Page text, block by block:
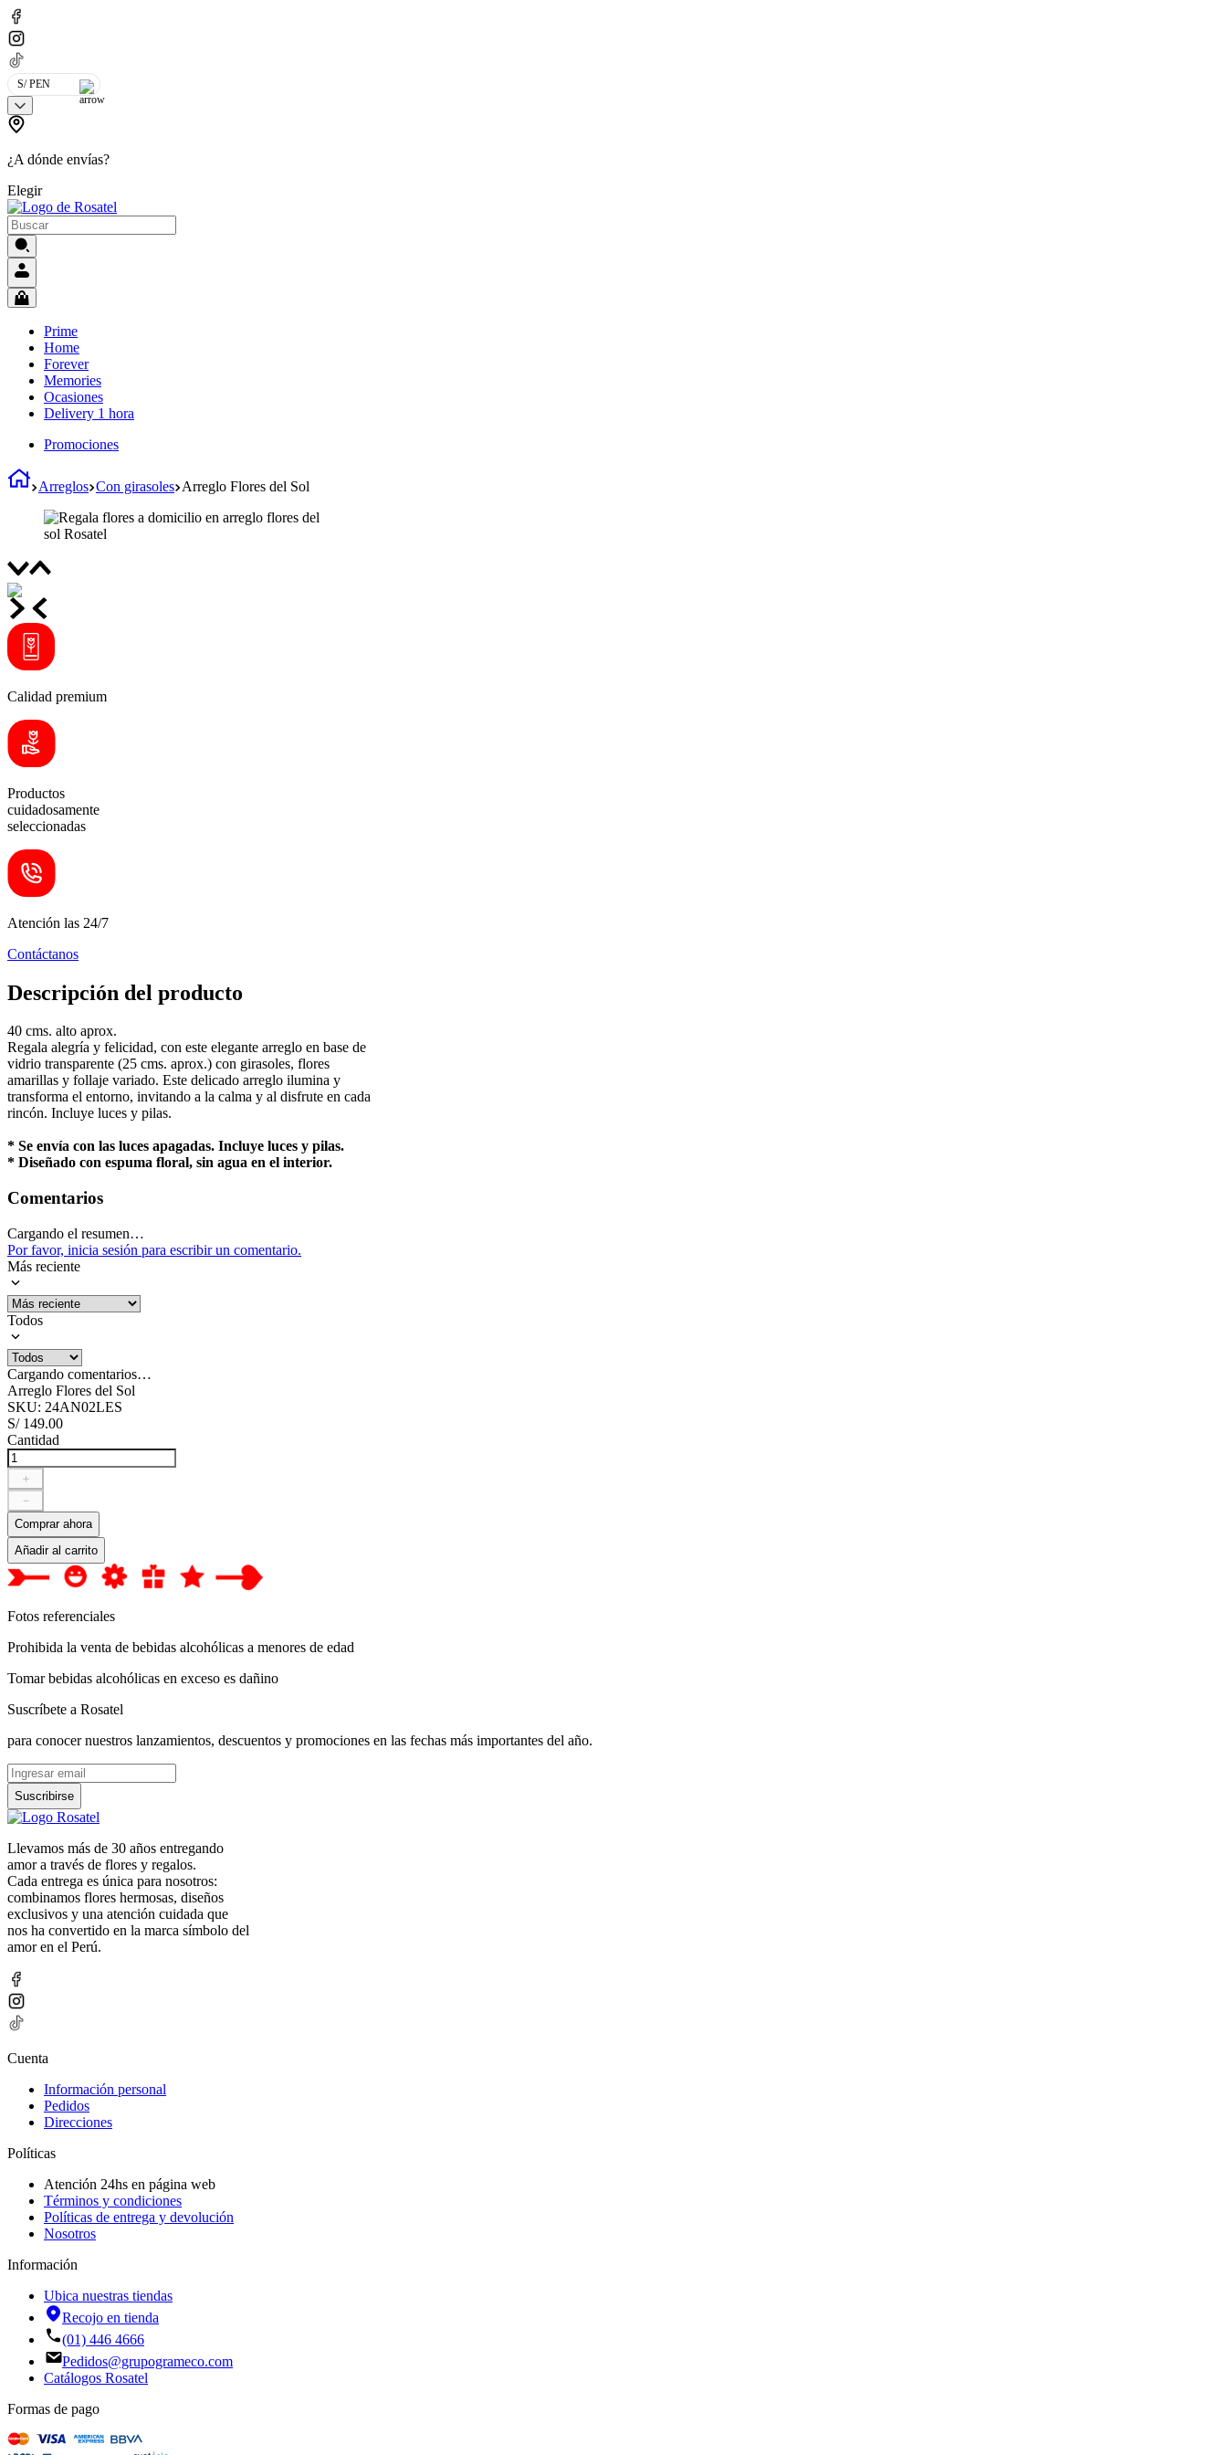
S/ PEN
¿A dónde envías?
Elegir
Prime
Home
Forever
Memories
Ocasiones
Delivery 1 hora
Promociones
Arreglos Con girasoles Arreglo Flores del Sol
Calidad premium
Productos
cuidadosamente
seleccionadas
Atención las 24/7
Contáctanos
Descripción del producto
40 cms. alto aprox.
Regala alegría y felicidad, con este elegante arreglo en base de
vidrio transparente (25 cms. aprox.) con girasoles, flores
amarillas y follaje variado. Este delicado arreglo ilumina y
transforma el entorno, invitando a la calma y al disfrute en cada
rincón. Incluye luces y pilas.
* Se envía con las luces apagadas. Incluye luces y pilas.
* Diseñado con espuma floral, sin agua en el interior.
Comentarios
Cargando el resumen…
Por favor, inicia sesión para escribir un comentario.
Más reciente
Todos
Cargando comentarios…
Arreglo Flores del Sol
SKU: 24AN02LES
S/ 149.00
Cantidad
＋
－
Comprar ahora
Añadir al carrito
Fotos referenciales
Prohibida la venta de bebidas alcohólicas a menores de edad
Tomar bebidas alcohólicas en exceso es dañino
Suscríbete a Rosatel
para conocer nuestros lanzamientos, descuentos y promociones en las fechas más importantes del año.
Suscribirse
Llevamos más de 30 años entregando
amor a través de flores y regalos.
Cada entrega es única para nosotros:
combinamos flores hermosas, diseños
exclusivos y una atención cuidada que
nos ha convertido en la marca símbolo del
amor en el Perú.
Cuenta
Información personal
Pedidos
Direcciones
Políticas
Atención 24hs en página web
Términos y condiciones
Políticas de entrega y devolución
Nosotros
Información
Ubica nuestras tiendas
Recojo en tienda
(01) 446 4666
Pedidos@grupogrameco.com
Catálogos Rosatel
Formas de pago